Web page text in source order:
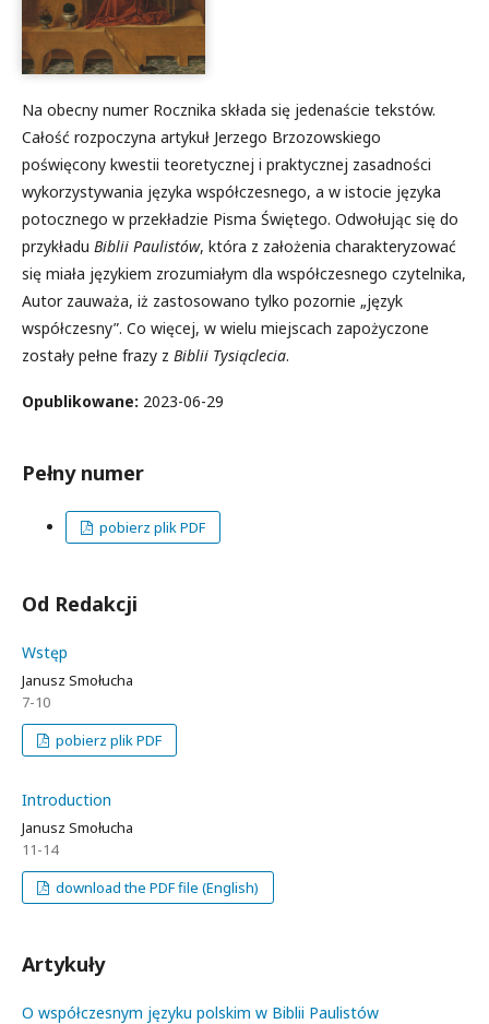
Na obecny numer Rocznika składa się jedenaście tekstów.
Całość rozpoczyna artykuł Jerzego Brzozowskiego
poświęcony kwestii teoretycznej i praktycznej zasadności
wykorzystywania języka współczesnego, a w istocie języka
potocznego w przekładzie Pisma Świętego. Odwołując się do
przykładu Biblii Paulistów, która z założenia charakteryzować
się miała językiem zrozumiałym dla współczesnego czytelnika,
Autor zauważa, iż zastosowano tylko pozornie „język
współczesny”. Co więcej, w wielu miejscach zapożyczone
zostały pełne frazy z Biblii Tysiąclecia.
Opublikowane: 2023-06-29
Pełny numer
pobierz plik PDF
Od Redakcji
Wstęp
Janusz Smołucha
7-10
pobierz plik PDF
Introduction
Janusz Smołucha
11-14
download the PDF file (English)
Artykuły
O współczesnym języku polskim w Biblii Paulistów